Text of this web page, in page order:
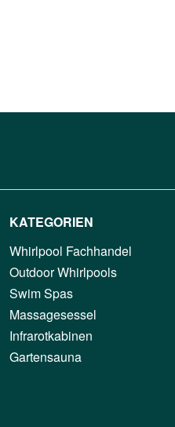
KATEGORIEN
Whirlpool Fachhandel
Outdoor Whirlpools
Swim Spas
Massagesessel
Infrarotkabinen
Gartensauna